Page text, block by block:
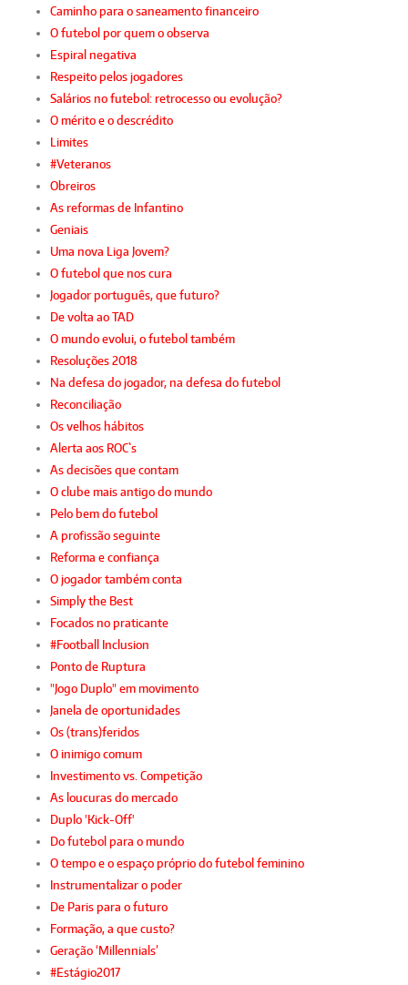
Caminho para o saneamento financeiro
O futebol por quem o observa
Espiral negativa
Respeito pelos jogadores
Salários no futebol: retrocesso ou evolução?
O mérito e o descrédito
Limites
#Veteranos
Obreiros
As reformas de Infantino
Geniais
Uma nova Liga Jovem?
O futebol que nos cura
Jogador português, que futuro?
De volta ao TAD
O mundo evolui, o futebol também
Resoluções 2018
Na defesa do jogador, na defesa do futebol
Reconciliação
Os velhos hábitos
Alerta aos ROC`s
As decisões que contam
O clube mais antigo do mundo
Pelo bem do futebol
A profissão seguinte
Reforma e confiança
O jogador também conta
Simply the Best
Focados no praticante
#Football Inclusion
Ponto de Ruptura
"Jogo Duplo" em movimento
Janela de oportunidades
Os (trans)feridos
O inimigo comum
Investimento vs. Competição
As loucuras do mercado
Duplo 'Kick-Off'
Do futebol para o mundo
O tempo e o espaço próprio do futebol feminino
Instrumentalizar o poder
De Paris para o futuro
Formação, a que custo?
Geração ‘Millennials’
#Estágio2017